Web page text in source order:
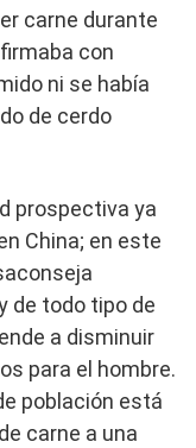
carne durante
con
ni se había
de cerdo
prospectiva ya
China; en este
de todo tipo de
a disminuir
para el hombre.
población está
carne a una